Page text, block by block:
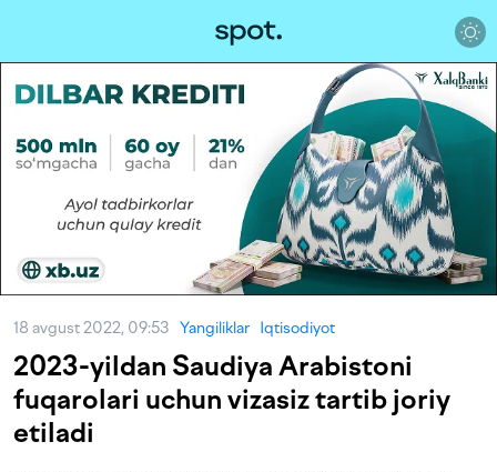
18 avgust 2022, 09:53 Yangiliklar Iqtisodiyot
2023-yildan Saudiya Arabistoni
fuqarolari uchun vizasiz tartib joriy
etiladi